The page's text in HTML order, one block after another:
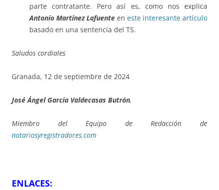
parte contratante. Pero así es, como nos explica
Antonio Martínez Lafuente en este interesante artículo
basado en una sentencia del TS.
Saludos cordiales
Granada, 12 de septiembre de 2024
José Ángel Garcia Valdecasas Butrón,
Miembro del Equipo de Redacción de
notariosyregistradores.com
ENLACES: